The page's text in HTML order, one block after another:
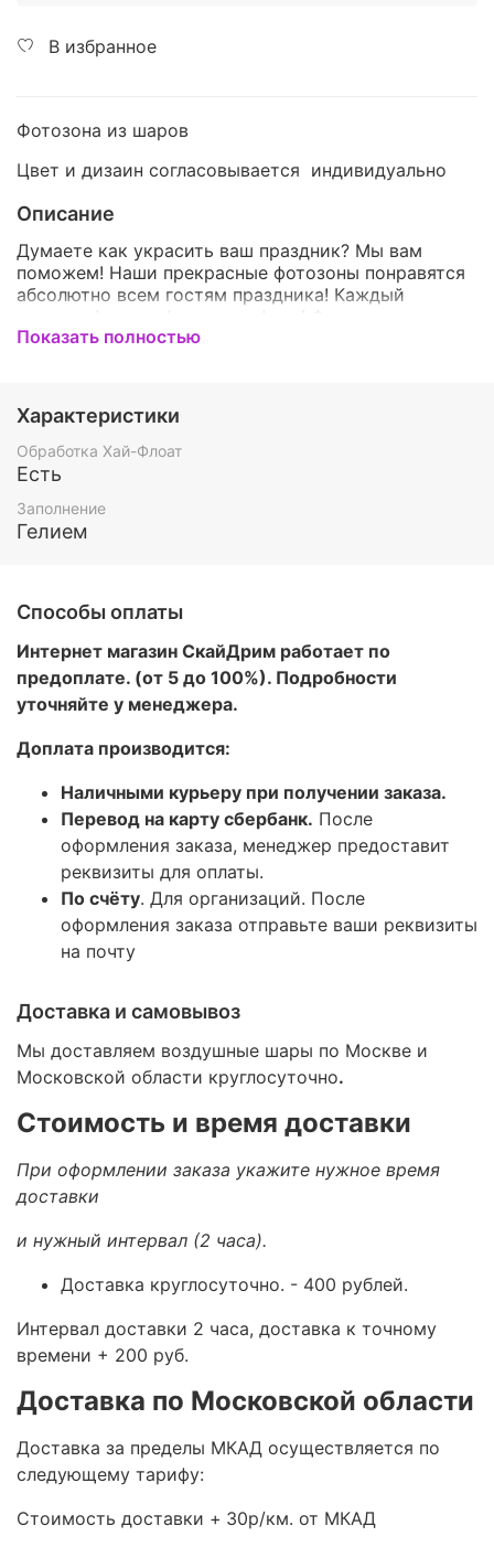
В избранное
Фотозона из шаров
Цвет и дизаин согласовывается индивидуально
Описание
Думаете как украсить ваш праздник? Мы вам
поможем! Наши прекрасные фотозоны понравятся
абсолютно всем гостям праздника! Каждый
захочет фотографию на их фоне! Фотозоны
идеально подойдут для любого торжества, тем
или фотозону вы можете заказать у нас. Каждую из
них мы делаем с огромной любовью к вам! Мы
заботимся о каждом из наших клиентов и
привезём ваш заказ в любое время суток и в любое
Показать полностью
Характеристики
Обработка Хай-Флоат
Есть
Заполнение
Гелием
Способы оплаты
Интернет магазин СкайДрим работает по
предоплате. (от 5 до 100%). Подробности
уточняйте у менеджера.
Доплата производится:
Наличными курьеру при получении заказа.
Перевод на карту сбербанк. После
оформления заказа, менеджер предоставит
реквизиты для оплаты.
По счёту. Для организаций. После
оформления заказа отправьте ваши реквизиты
на почту
Доставка и самовывоз
Мы доставляем воздушные шары по Москве и
Московской области круглосуточно.
Стоимость и время доставки
При оформлении заказа укажите нужное время
доставки
и нужный интервал (2 часа).
Доставка круглосуточно. - 400 рублей.
Интервал доставки 2 часа, доставка к точному
времени + 200 руб.
Доставка по Московской области
Доставка за пределы МКАД осуществляется по
следующему тарифу:
Стоимость доставки + 30р/км. от МКАД